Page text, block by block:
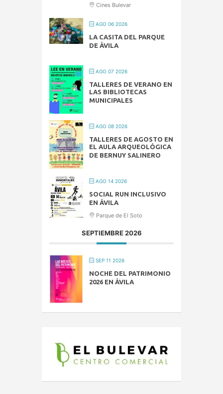
Cines Bulevar
AGO 06 2026
LA CASITA DEL PARQUE
DE ÁVILA
AGO 07 2026
TALLERES DE VERANO EN
LAS BIBLIOTECAS
MUNICIPALES
AGO 08 2026
TALLERES DE AGOSTO EN
EL AULA ARQUEOLÓGICA
DE BERNUY SALINERO
AGO 14 2026
SOCIAL RUN INCLUSIVO
EN ÁVILA
Parque de El Soto
SEPTIEMBRE 2026
SEP 11 2026
NOCHE DEL PATRIMONIO
2026 EN ÁVILA